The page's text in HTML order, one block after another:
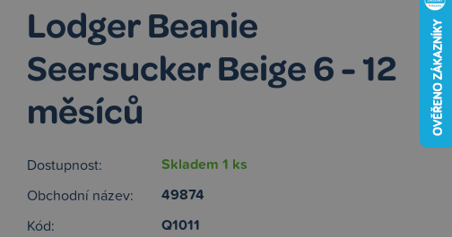
Lodger Beanie
Seersucker Beige 6 - 12
měsíců
Dostupnost: Skladem 1 ks
Obchodní název: 49874
Kód: Q1011